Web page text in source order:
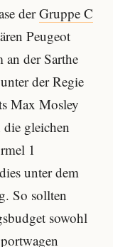
derGruppe C
Peugeot
an der Sarthe
unter der Regie
Max Mosley
gleichen
1
unter dem
So sollten
sowohl